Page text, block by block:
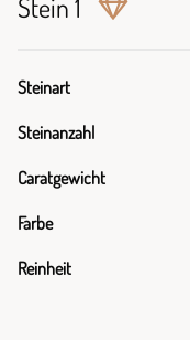
Stein 1
Steinart
Steinanzahl
Caratgewicht
Farbe
Reinheit